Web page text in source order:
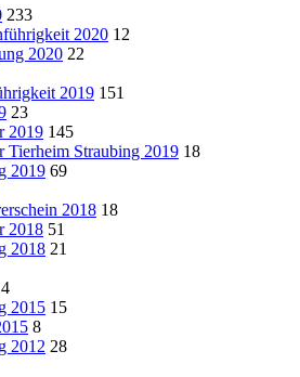
233
2020 12
2020 22
2019 151
23
2019 145
Tierheim Straubing 2019 18
2019 69
2018 18
2018 51
2018 21
2015 15
8
2012 28